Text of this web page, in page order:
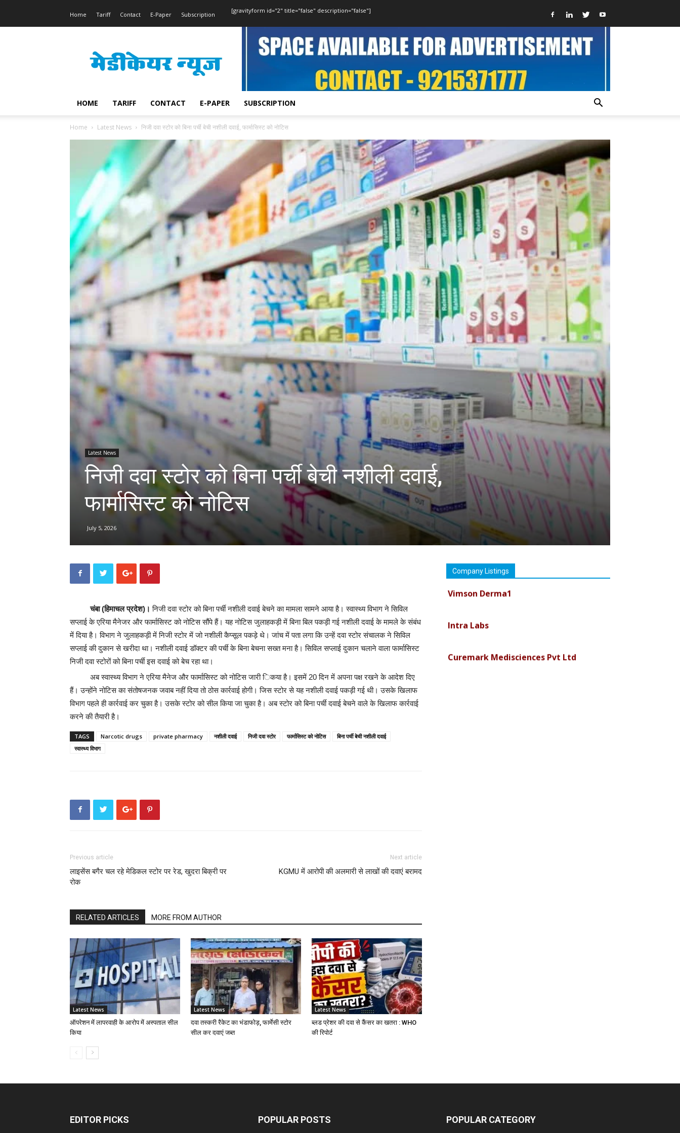
Home Tariff Contact E-Paper Subscription
[gravityform id="2" title="false" description="false"]
News
HOME TARIFF CONTACT E-PAPER SUBSCRIPTION
Home Latest News निजी दवा स्टोर को बिना पर्ची बेची नशीली दवाई, फार्मासिस्ट को नोटिस
Latest News
निजी दवा स्टोर को बिना पर्ची बेची नशीली दवाई,
फार्मासिस्ट को नोटिस
July 5, 2026
चंबा (हिमाचल प्रदेश)। निजी दवा स्टोर को बिना पर्ची नशीली दवाई बेचने का मामला सामने आया है। स्वास्थ्य विभाग ने सिविल
सप्लाई के एरिया मैनेजर और फार्मासिस्ट को नोटिस सौंपे हैं। यह नोटिस जुलाहकड़ी में बिना बिल पकड़ी गई नशीली दवाई के मामले के संबंध
में दिया है। विभाग ने जुलाहकड़ी में निजी स्टोर में जो नशीली कैप्सूल पकड़े थे। जांच में पता लगा कि उन्हें दवा स्टोर संचालक ने सिविल
सप्लाई की दुकान से खरीदा था। नशीली दवाई डॉक्टर की पर्ची के बिना बेचना सख्त मना है। सिविल सप्लाई दुकान चलाने वाला फार्मासिस्ट
निजी दवा स्टोरों को बिना पर्ची इस दवाई को बेच रहा था।
अब स्वास्थ्य विभाग ने एरिया मैनेज और फार्मासिस्ट को नोटिस जारी िकया है। इसमें 20 दिन में अपना पक्ष रखने के आदेश दिए
हैं। उन्होंने नोटिस का संतोषजनक जवाब नहीं दिया तो ठोस कार्रवाई होगी। जिस स्टोर से यह नशीली दवाई पकड़ी गई थी। उसके खिलाफ
विभाग पहले ही कार्रवाई कर चुका है। उसके स्टोर को सील किया जा चुका है। अब स्टोर को बिना पर्ची दवाई बेचने वाले के खिलाफ कार्रवाई
करने की तैयारी है।
TAGS Narcotic drugs private pharmacy नशीली दवाई निजी दवा स्टोर फार्मासिस्ट को नोटिस
बिना पर्ची बेची नशीली दवाई
स्वास्थ्य विभाग
Previous article
लाइसेंस बगैर चल रहे मेडिकल स्टोर पर रेड, खुदरा बिक्री पर
रोक
Next article
KGMU में आरोपी की अलमारी से लाखों की दवाएं बरामद
RELATED ARTICLES MORE FROM AUTHOR
Latest News
ऑपरेशन में लापरवाही के आरोप में अस्पताल सील
किया
Latest News
दवा तस्करी रैकेट का भंडाफोड़, फार्मेसी स्टोर
सील कर दवाएं जब्त
Latest News
ब्लड प्रेशर की दवा से कैंसर का खतरा : WHO
की रिपोर्ट
Company Listings
Vimson Derma1
EDITOR PICKS POPULAR POSTS POPULAR CATEGORY